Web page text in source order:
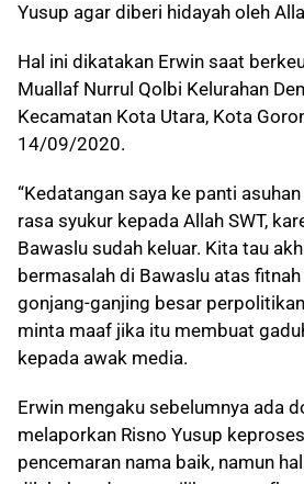
Yusup agar diberi hidayah oleh
Hal ini dikatakan Erwin saat
Muallaf Nurrul Qolbi Kelurahan
Kecamatan Kota Utara, Kota
14/09/2020.
“Kedatangan saya ke panti
rasa syukur kepada Allah SWT,
Bawaslu sudah keluar. Kita tau
bermasalah di Bawaslu atas
gonjang-ganjing besar
minta maaf jika itu membuat
kepada awak media.
Erwin mengaku sebelumnya ada
melaporkan Risno Yusup
pencemaran nama baik, namun